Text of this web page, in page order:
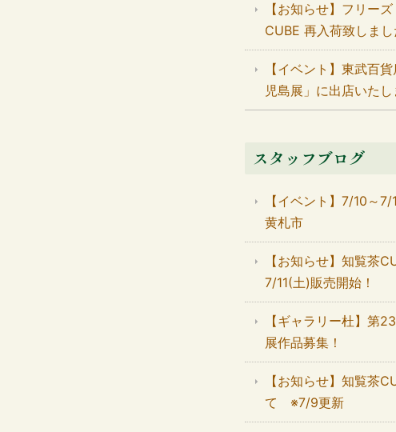
【お知らせ】フリー
CUBE 再入荷致しまし
【イベント】東武百
児島展」に出店いたし
スタッフブログ
【イベント】7/10～
黄札市
【お知らせ】知覧茶
7/11(土)販売開始！
【ギャラリー杜】第
展作品募集！
【お知らせ】知覧茶
て ※7/9更新